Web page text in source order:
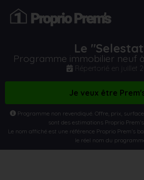
Le
Programme immobilier neuf à
Répertorié en juillet
Je veux être
Programme non revendiqué. Offre, prix,
sont des estimations Proprio Prem’s
Le nom affiché est une référence Proprio Prem’s
le réel nom du